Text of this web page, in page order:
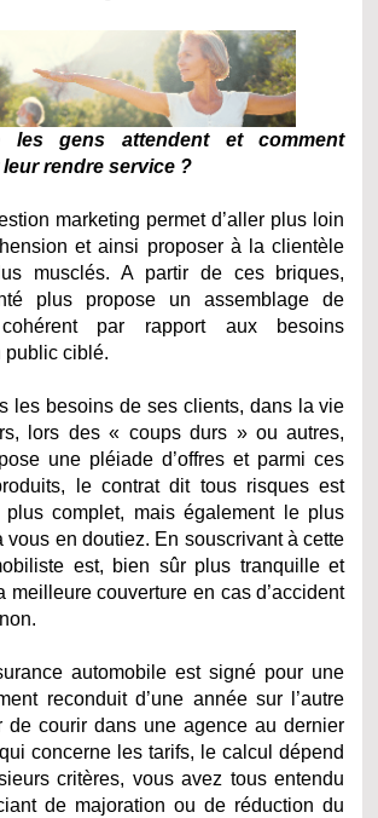
les gens attendent et comment
leur rendre service ?
marketing permet d’aller plus loin
et ainsi proposer à la clientèle
musclés. A partir de ces briques,
plus propose un assemblage de
par rapport aux besoins
public ciblé.
les besoins de ses clients, dans la vie
lors des « coups durs » ou autres,
une pléiade d’offres et parmi ces
le contrat dit tous risques est
plus complet, mais également le plus
vous en doutiez. En souscrivant à cette
est, bien sûr plus tranquille et
meilleure couverture en cas d’accident
automobile est signé pour une
reconduit d’une année sur l’autre
de courir dans une agence au dernier
concerne les tarifs, le calcul dépend
critères, vous avez tous entendu
de majoration ou de réduction du